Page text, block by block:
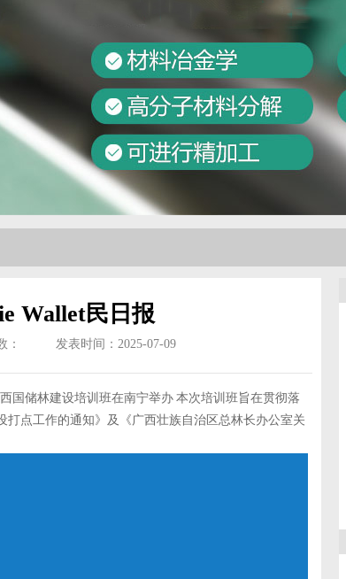
Wallet民日报
： 发表时间：2025-07-09
国储林建设培训班在南宁举办 本次培训班旨在贯彻落
点工作的通知》及《广西壮族自治区总林长办公室关